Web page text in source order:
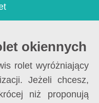
okiennych
rolet wyróżniający
Jeżeli chcesz,
niż proponują